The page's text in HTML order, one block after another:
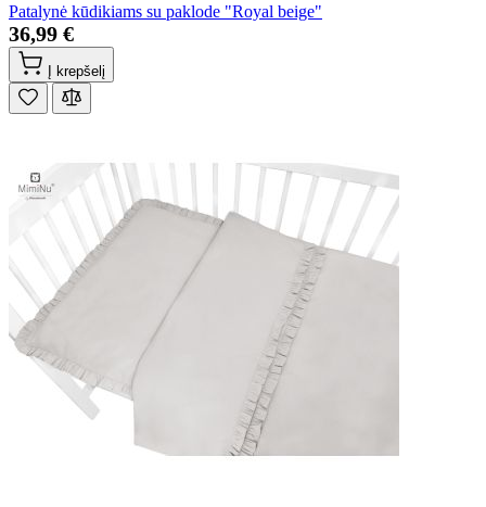
Patalynė kūdikiams su paklode "Royal beige"
36,99 €
Į krepšelį